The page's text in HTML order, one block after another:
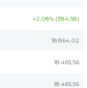
+2,08% (384,58)
18 864,02
18 465,56
18 465,56